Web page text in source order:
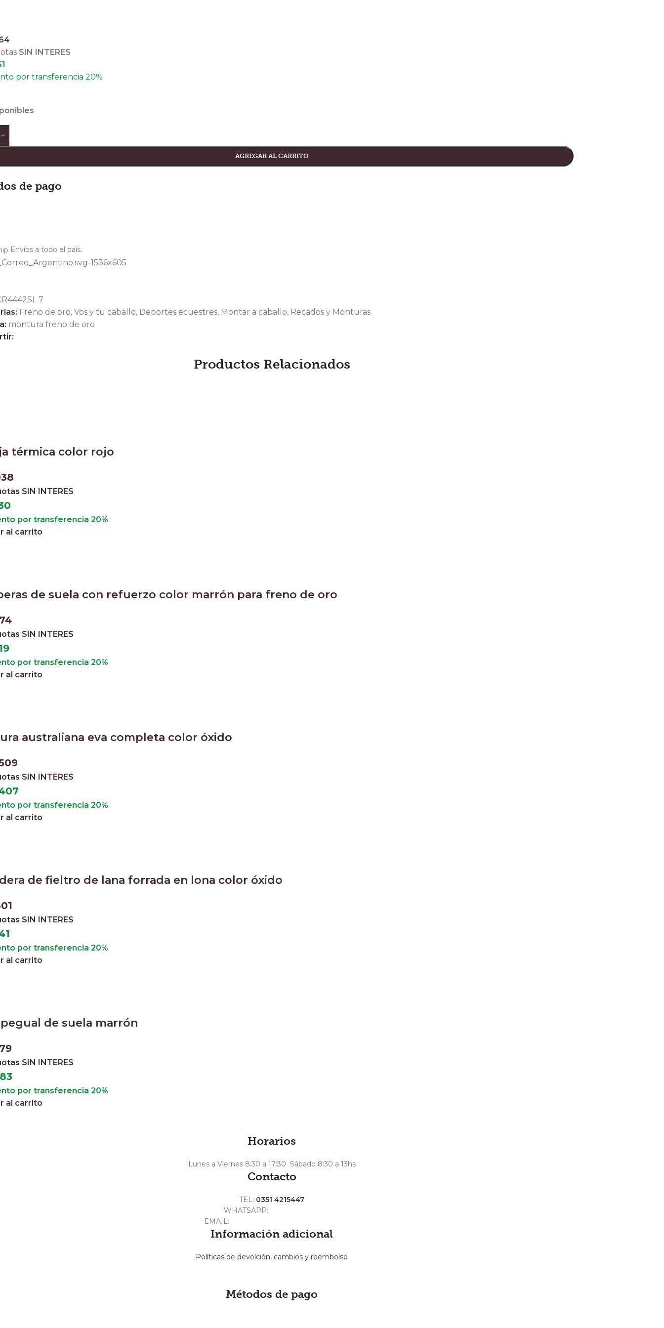
SIN INTERES
por transferencia 20%
+
AGREGAR AL CARRITO
de pago
Envíos a todo el país.
7
Freno de oro, Vos y tu caballo, Deportes ecuestres, Montar a caballo, Recados y Monturas
montura freno de oro
Productos Relacionados
térmica color rojo
SIN INTERES
por transferencia 20%
al carrito
de suela con refuerzo color marrón para freno de oro
SIN INTERES
por transferencia 20%
al carrito
australiana eva completa color óxido
SIN INTERES
por transferencia 20%
al carrito
de fieltro de lana forrada en lona color óxido
SIN INTERES
por transferencia 20%
al carrito
de suela marrón
SIN INTERES
por transferencia 20%
al carrito
Horarios
Lunes a Viernes 8:30 a 17:30 Sábado 8:30 a 13hs
Contacto
TEL: 0351 4215447
WHATSAPP:
EMAIL:
Información adicional
Políticas de devolción, cambios y reembolso
Métodos de pago